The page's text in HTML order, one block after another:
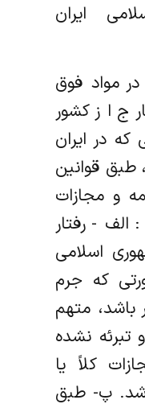
ایران
در مواد فوق
از کشور
در ایران
طبق قوانین
و مجازات
رفتار
اسلامی
که جرم
باشد، متهم
نشده
کلاً یا
پ- طبق